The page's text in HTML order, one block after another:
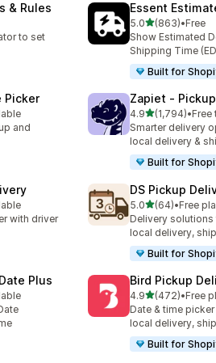
& Rules
to set
Essent
5.0별 5개 중
(863)
총 리뷰 863개
•Free
Show Estimated
Shipping Time
Built for
Picker
and
Zapiet ‑
4.9별 5개 중
(1,794)
총 리뷰 1794개
•Free
Smarter delivery
local delivery &
Built for
with driver
DS Pickup
5.0별 5개 중
(64)
총 리뷰 64개
•Free
Delivery
local delivery,
Built for
Plus Bird Pickup
4.9별 5개 중
(472)
총 리뷰 472개
•Free
Date & time
local delivery,
Built for